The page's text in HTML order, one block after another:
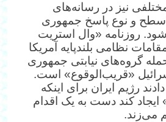
نیز در رسانه‌های
سطح و نوع پاسخ جمهوری
روزنامه «وال استریت
نظامی بلندپایه آمریکا
گروه‌های نیابتی جمهوری
«قریب‌الوقوع» است.
رژیم ایران برای اینکه
ایجاد کند دست به یک اقدام
می‌زند.